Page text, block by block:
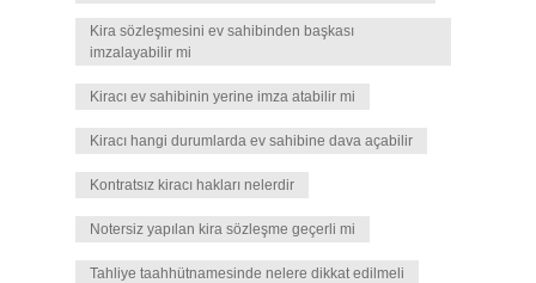
Kira sözleşmesini ev sahibinden başkası
imzalayabilir mi
Kiracı ev sahibinin yerine imza atabilir mi
Kiracı hangi durumlarda ev sahibine dava açabilir
Kontratsız kiracı hakları nelerdir
Notersiz yapılan kira sözleşme geçerli mi
Tahliye taahhütnamesinde nelere dikkat edilmeli